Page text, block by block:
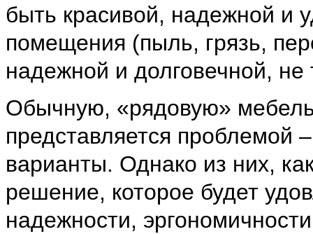
быть красивой, надежной и
помещения (пыль, грязь,
надежной и долговечной,
Обычную, «рядовую»
представляется проблемой
варианты. Однако из них,
решение, которое будет
надежности,